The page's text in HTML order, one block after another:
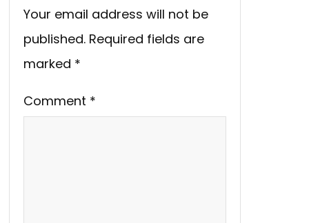
Your email address will not be
published. Required fields are
marked *
Comment *